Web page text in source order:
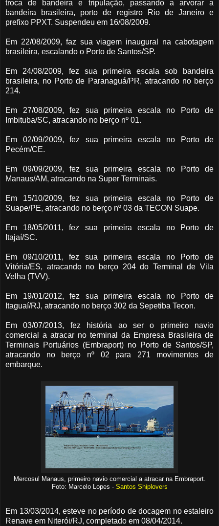
troca de bandeira e tripulação, passando a arvorar a
bandeira brasileira, porto de registro Rio de Janeiro e
prefixo PPXT. Suspendeu em 16/08/2009.
Em 22/08/2009, faz sua viagem inaugural na cabotagem
brasileira, escalando o Porto de Santos/SP.
Em 24/08/2009, fez sua primeira escala sob bandeira
brasileira, no Porto de Paranaguá/PR, atracando no berço
214.
Em 27/08/2009, fez sua primeira escala no Porto de
Imbituba/SC, atracando no berço nº 01.
Em 02/09/2009, fez sua primeira escala no Porto de
Pecém/CE.
Em 09/09/2009, fez sua primeira escala no Porto de
Manaus/AM, atracando na Super Terminais.
Em 15/10/2009, fez sua primeira escala no Porto de
Suape/PE, atracando no berço nº 03 da TECON Suape.
Em 18/05/2011, fez sua primeira escala no Porto de
Itajaí/SC.
Em 09/10/2011, fez sua primeira escala no Porto de
Vitória/ES, atracando no berço 204 do Terminal de Vila
Velha (TVV).
Em 19/01/2012, fez sua primeira escala no Porto de
Itaguaí/RJ, atracando no berço 302 da Sepetiba Tecon.
Em 03/07/2013, fez história ao ser o primeiro navio
comercial a atracar no terminal da Empresa Brasileira de
Terminais Portuários (Embraport) no Porto de Santos/SP,
atracando no berço nº 02 para 271 movimentos de
embarque.
Mercosul Manaus, primeiro navio comercial a atracar na Embraport.
Foto: Marcelo Lopes - Santos Shiplovers
Em 13/03/2014, esteve no período de docagem no estaleiro
Renave em Niterói/RJ, completado em 08/04/2014.